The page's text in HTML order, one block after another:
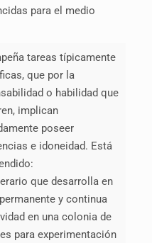
para el medio
tareas típicamente
que por la
o habilidad que
implican
poseer
e idoneidad. Está
que desarrolla en
y continua
en una colonia de
para experimentación